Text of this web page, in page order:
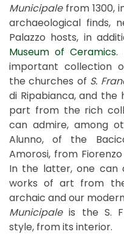
Municipalefrom 1300,
archaeological finds,
Palazzo hosts, in
Museum of Ceramics.
important collection
the churches of S.
di Ripabianca, and the
part from the rich
can admire, among
Alunno, of the
Amorosi, from
In the latter, one can
works of art from
archaic and our
Municipaleis the S.
style, from its interior.